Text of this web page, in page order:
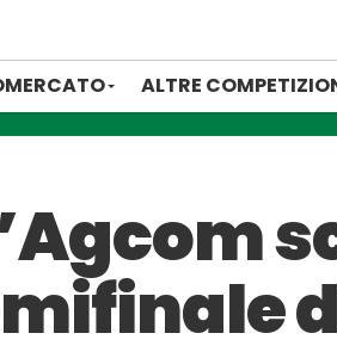
ALTRE